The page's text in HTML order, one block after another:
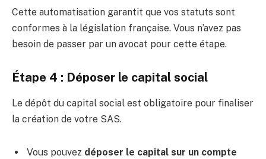
Cette automatisation garantit que vos statuts sont
conformes à la législation française. Vous n’avez pas
besoin de passer par un avocat pour cette étape.
Étape 4 : Déposer le capital social
Le dépôt du capital social est obligatoire pour finaliser
la création de votre SAS.
Vous pouvez déposer le capital sur un compte